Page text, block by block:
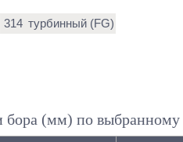
314 турбинный (FG)
бора (мм) по выбранному